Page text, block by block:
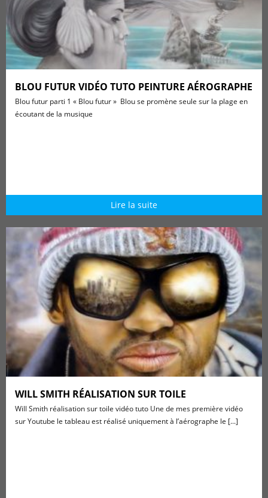
BLOU FUTUR VIDÉO TUTO PEINTURE AÉROGRAPHE
Blou futur parti 1 « Blou futur » Blou se promène seule sur la plage en
écoutant de la musique
Lire la suite
WILL SMITH RÉALISATION SUR TOILE
Will Smith réalisation sur toile vidéo tuto Une de mes première vidéo
sur Youtube le tableau est réalisé uniquement à l’aérographe le [...]